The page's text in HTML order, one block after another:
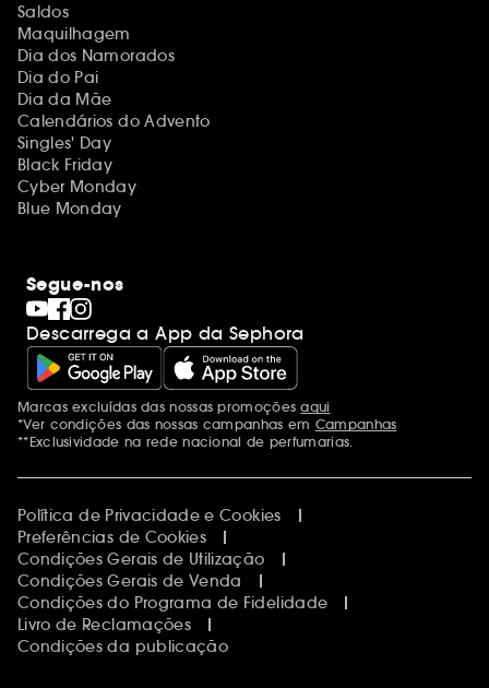
Saldos
Maquilhagem
Dia dos Namorados
Dia do Pai
Dia da Mãe
Calendários do Advento
Singles' Day
Black Friday
Cyber Monday
Blue Monday
Segue-nos
Descarrega a App da Sephora
Menções adicionais
Marcas excluídas das nossas promoçõesaqui
*Ver condições das nossas campanhas em Campanhas
**Exclusividade na rede nacional de perfumarias.
Política de Privacidade e Cookies
Preferências de Cookies
Condições Gerais de Utilização
Condições Gerais de Venda
Condições do Programa de Fidelidade
Livro de Reclamações
Condições da publicação